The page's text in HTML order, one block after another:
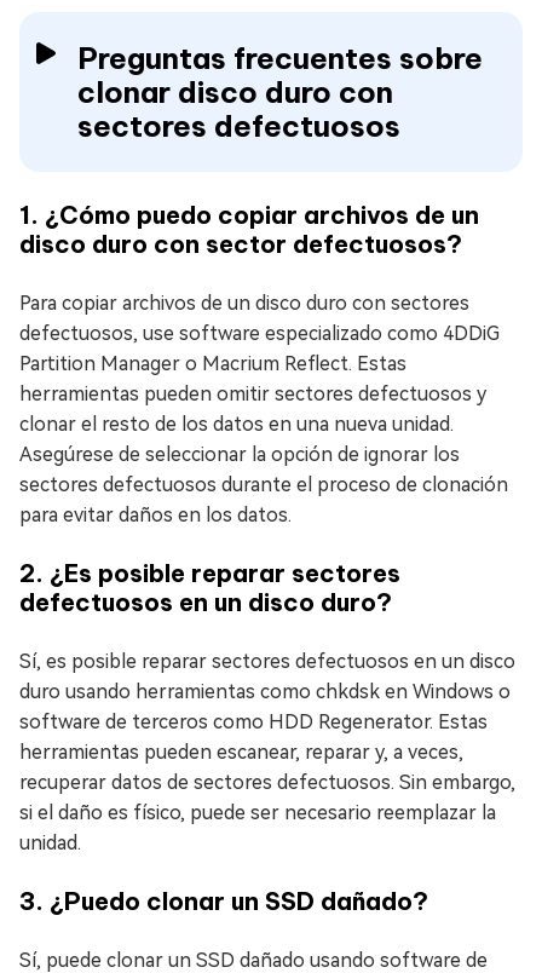
Preguntas frecuentes sobre
clonar disco duro con
sectores defectuosos
1. ¿Cómo puedo copiar archivos de un
disco duro con sector defectuosos?
Para copiar archivos de un disco duro con sectores
defectuosos, use software especializado como 4DDiG
Partition Manager o Macrium Reflect. Estas
herramientas pueden omitir sectores defectuosos y
clonar el resto de los datos en una nueva unidad.
Asegúrese de seleccionar la opción de ignorar los
sectores defectuosos durante el proceso de clonación
para evitar daños en los datos.
2. ¿Es posible reparar sectores
defectuosos en un disco duro?
Sí, es posible reparar sectores defectuosos en un disco
duro usando herramientas como chkdsk en Windows o
software de terceros como HDD Regenerator. Estas
herramientas pueden escanear, reparar y, a veces,
recuperar datos de sectores defectuosos. Sin embargo,
si el daño es físico, puede ser necesario reemplazar la
unidad.
3. ¿Puedo clonar un SSD dañado?
Sí, puede clonar un SSD dañado usando software de